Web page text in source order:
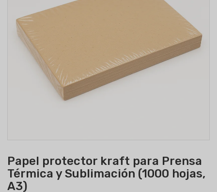
Papel protector kraft para Prensa
Térmica y Sublimación (1000 hojas,
A3)